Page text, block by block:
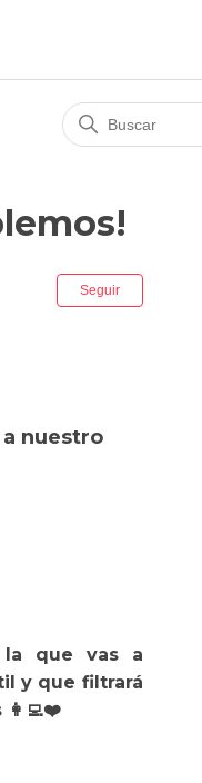
Seguir
nuestro
la que vas a
y que filtrará
👩‍💻❤️